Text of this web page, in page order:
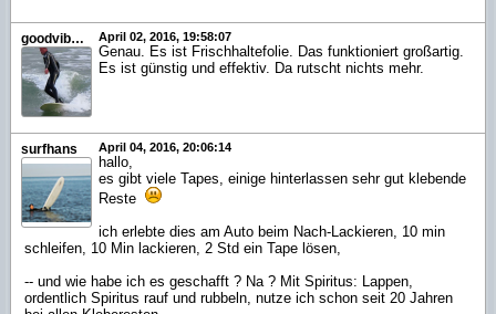
goodvibrations April 02, 2016, 19:58:07
Genau. Es ist Frischhaltefolie. Das funktioniert großartig.
Es ist günstig und effektiv. Da rutscht nichts mehr.
surfhans April 04, 2016, 20:06:14
hallo,
es gibt viele Tapes, einige hinterlassen sehr gut klebende
Reste
ich erlebte dies am Auto beim Nach-Lackieren, 10 min
schleifen, 10 Min lackieren, 2 Std ein Tape lösen,
-- und wie habe ich es geschafft ? Na ? Mit Spiritus: Lappen,
ordentlich Spiritus rauf und rubbeln, nutze ich schon seit 20 Jahren